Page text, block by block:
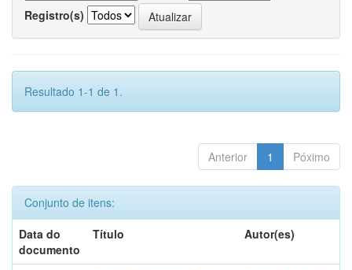
Registro(s)
Resultado 1-1 de 1.
Anterior 1 Póximo
Conjunto de itens:
Data do
documento
Título Autor(es)